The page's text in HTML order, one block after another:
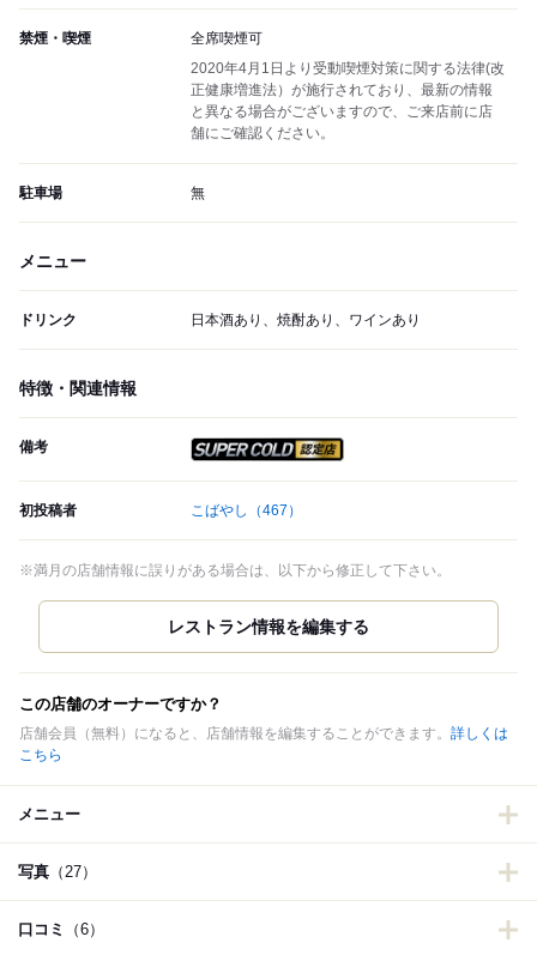
禁煙・喫煙
全席喫煙可
2020年4月1日より受動喫煙対策に関する法律(改
正健康増進法）が施行されており、最新の情報
と異なる場合がございますので、ご来店前に店
舗にご確認ください。
駐車場 無
メニュー
ドリンク 日本酒あり、焼酎あり、ワインあり
特徴・関連情報
備考
初投稿者 こばやし （467）
※満月の店舗情報に誤りがある場合は、以下から修正して下さい。
この店舗のオーナーですか？
店舗会員（無料）になると、店舗情報を編集することができます。 詳しくは
こちら
メニュー
写真 （27）
口コミ （6）